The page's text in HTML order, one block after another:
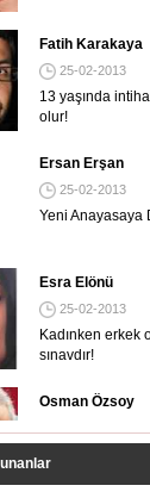
Esra Elönü
25-02-2013
sınavdır!
Osman Özsoy
Meryem Aybike
25-02-2013